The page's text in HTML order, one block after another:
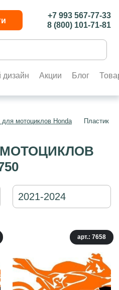
+7 993 567-77-33
8 (800) 101-71-81
дизайн Акции Блог
для мотоциклов Honda Пластик
2021-2024
арт.: 7658